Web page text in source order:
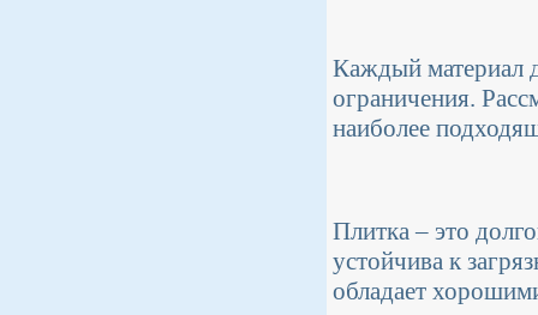
Каждый материал
ограничения.
наиболее
Плитка – это
устойчива к
обладает